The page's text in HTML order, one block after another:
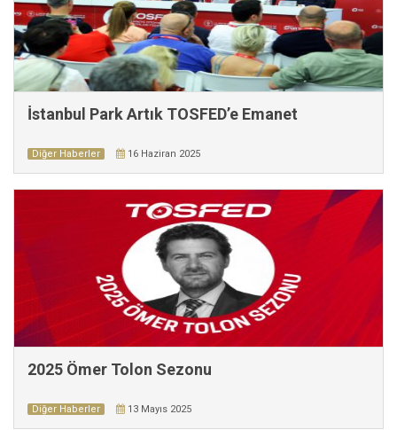
İstanbul Park Artık TOSFED’e Emanet
Diğer Haberler 16 Haziran 2025
2025 Ömer Tolon Sezonu
Diğer Haberler 13 Mayıs 2025